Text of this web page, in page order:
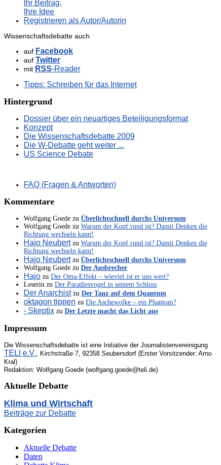
Ihr Beitrag,
Ihre Idee
Registrieren als Autor/Autorin
Wissenschaftsdebatte auch
auf Facebook
auf Twitter
mit RSS-Reader
Tipps: Schreiben für das Internet
Hintergrund
Dossier über ein neuartiges Beteiligungsformat
Konzept
Die Wissenschaftsdebatte 2009
Die W-Debatte geht weiter ...
US Science Debate
FAQ (Fragen & Antworten)
Kommentare
Wolfgang Goede zu Überlichtschnell durchs Universum
Wolfgang Goede zu Warum der Kopf rund ist? Damit Denken die
Richtung wechseln kann!
Hajo Neubertzu Warum der Kopf rund ist? Damit Denken die
Richtung wechseln kann!
Hajo Neubertzu Überlichtschnell durchs Universum
Wolfgang Goede zu Der Ausbrecher
Hajo zu Der Oma-Effekt – wieviel ist er uns wert?
Leserin zu Der Paradiesvogel in seinem Schloss
Der Anarchistzu Der Tanz auf dem Quantum
oktagon tippen zu Die Aschewolke – ein Phantom?
- Skeptix zu Der Letzte macht das Licht aus
Impressum
Die Wissenschaftsdebatte ist eine Initiative der Journalistenvereinigung
TELI e.V., Kirchstraße 7, 92358 Seubersdorf (Erster Vorsitzender: Arno
Kral)
Redaktion: Wolfgang Goede (wolfgang.goede@teli.de)
Aktuelle Debatte
Klima und Wirtschaft
Beiträge zur Debatte
Kategorien
Aktuelle Debatte
Daten